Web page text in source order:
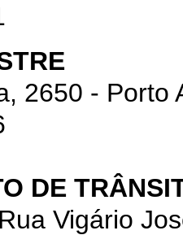
2650 - Porto
DE
Rua Vigário